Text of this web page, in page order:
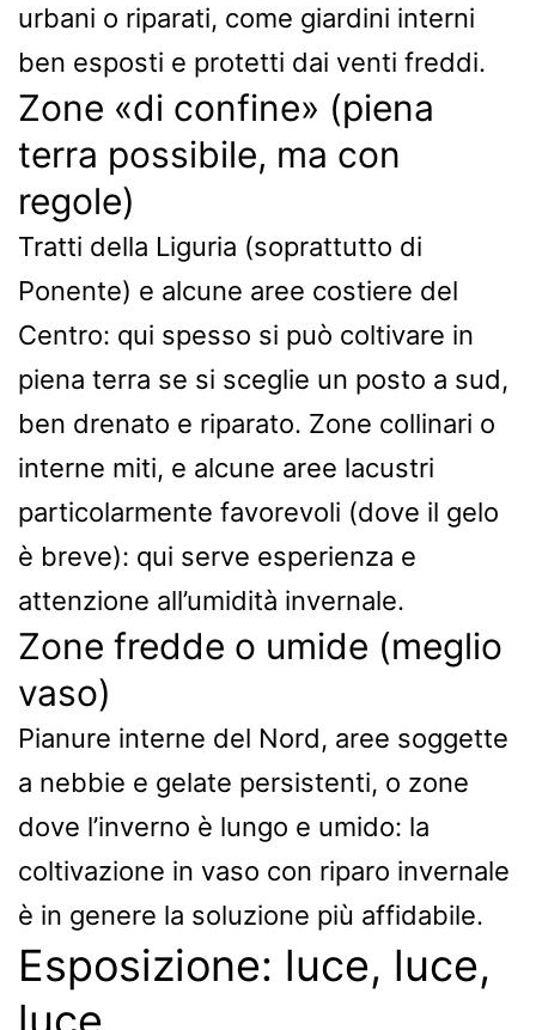
urbani o riparati, come giardini interni
ben esposti e protetti dai venti freddi.
Zone «di confine» (piena
terra possibile, ma con
regole)
Tratti della Liguria (soprattutto di
Ponente) e alcune aree costiere del
Centro: qui spesso si può coltivare in
piena terra se si sceglie un posto a sud,
ben drenato e riparato. Zone collinari o
interne miti, e alcune aree lacustri
particolarmente favorevoli (dove il gelo
è breve): qui serve esperienza e
attenzione all’umidità invernale.
Zone fredde o umide (meglio
vaso)
Pianure interne del Nord, aree soggette
a nebbie e gelate persistenti, o zone
dove l’inverno è lungo e umido: la
coltivazione in vaso con riparo invernale
è in genere la soluzione più affidabile.
Esposizione: luce, luce,